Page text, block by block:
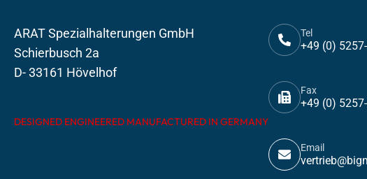
ARAT Spezialhalterungen GmbH
Schierbusch 2a
D- 33161 Hövelhof
DESIGNED ENGINEERED MANUFACTURED IN GERMANY
Tel
+49 (0)
Fax
+49 (0)
Email